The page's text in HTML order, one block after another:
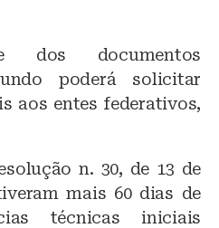
dos documentos
poderá solicitar
aos entes federativos,
n. 30, de 13 de
mais 60 dias de
técnicas iniciais